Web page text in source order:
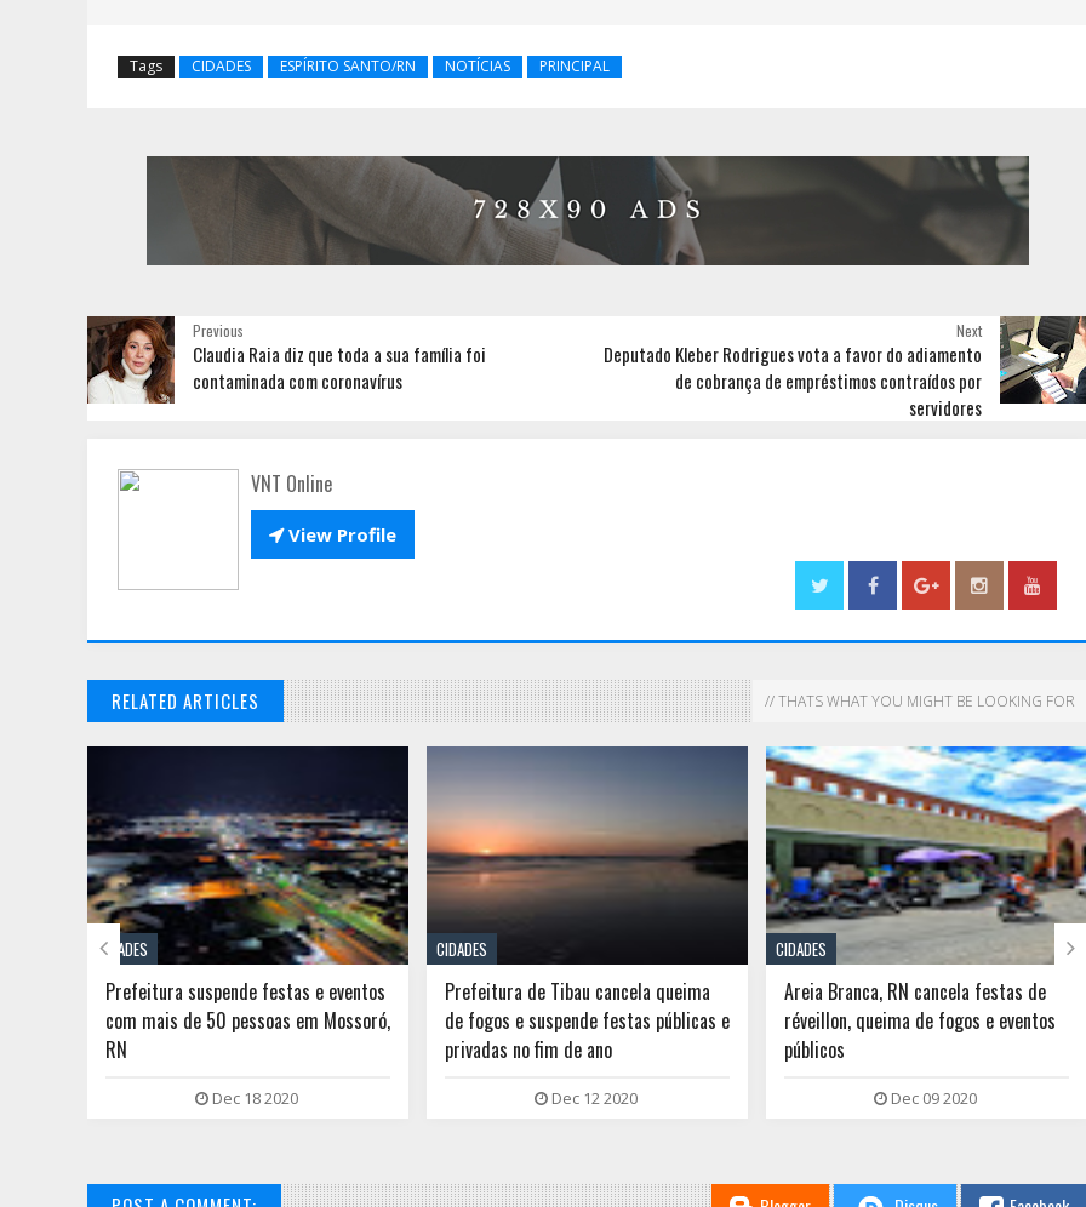
Tags CIDADES ESPÍRITO SANTO/RN NOTÍCIAS PRINCIPAL
Next
Deputado Kleber Rodrigues vota a favor do adiamento
de cobrança de empréstimos contraídos por
servidores
Previous
Claudia Raia diz que toda a sua família foi
contaminada com coronavírus
VNT Online
View Profile
RELATED ARTICLES // THATS WHAT YOU MIGHT BE LOOKING FOR
CIDADES
Prefeitura de Tibau cancela queima
de fogos e suspende festas públicas e
privadas no fim de ano
Dec 12 2020
CIDADES
Areia Branca, RN cancela festas de
réveillon, queima de fogos e eventos
públicos
Dec 09 2020
CIDADES
MPRN recomenda que São Miguel do
Gostoso, Touros e Rio do Fogo
suspendam festas de fim de ano com
 